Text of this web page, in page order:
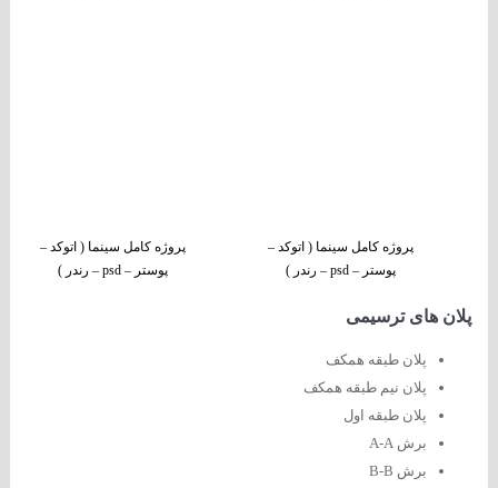
پروژه کامل سینما ( اتوکد –
پوستر – psd – رندر )
پروژه کامل سینما ( اتوکد –
پوستر – psd – رندر )
پلان های ترسیمی
پلان طبقه همکف
پلان نیم طبقه همکف
پلان طبقه اول
برش A-A
برش B-B